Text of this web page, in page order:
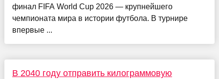
финал FIFA World Cup 2026 — крупнейшего
чемпионата мира в истории футбола. В турнире
впервые ...
В 2040 году отправить килограммовую